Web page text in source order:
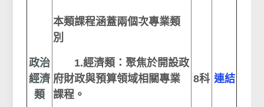
政治
經濟
類
本類課程涵蓋兩個次專業類
別
1.經濟類：聚焦於開設政
府財政與預算領域相關專業
課程。
8科 連結